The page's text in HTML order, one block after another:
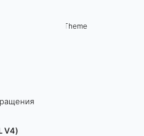
V4)
Панель управления (PANEL V4)
Theme